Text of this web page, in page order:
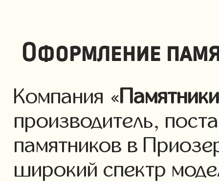
Оформление
Компания «Памятники
производитель,
памятников в
широкий спектр